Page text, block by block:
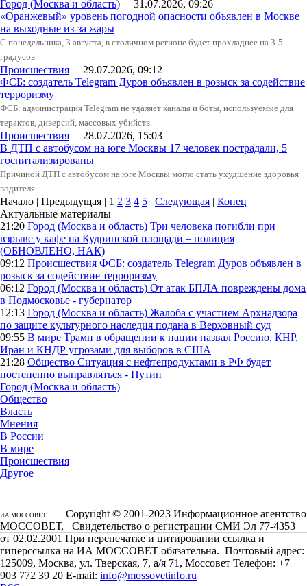
Город (Москва и область) 31.07.2026, 09:26
«Оранжевый» уровень погодной опасности объявлен в Москве
на выходные из-за жары
С понедельника, 3 августа, в столичном регионе будет прохладнее на 3-5
градусов
Происшествия 29.07.2026, 09:12
ФСБ: создатель Telegram Дуров объявлен в розыск за содействие
терроризму
ФСБ: администрация Telegram не удаляет каналы и боты, используемые для
терактов, диверсий, массовых убийств.
Происшествия 28.07.2026, 15:03
В ДТП с автобусом на юге Москвы 17 человек пострадали, 5
госпитализированы
Причиной ДТП с автобусом на юге Москвы могло стать ухудшение здоровья
водителя
Начало | Предыдущая | 1 2 3 4 5 | Следующая | Конец
Актуальные материалы
21:20 Город (Москва и область) Три человека погибли при
взрыве у кафе на Кудринской площади – полиция
(ОБНОВЛЕНО, НАК)
09:12 Происшествия ФСБ: создатель Telegram Дуров объявлен в
розыск за содействие терроризму
06:12 Город (Москва и область) От атак БПЛА повреждены дома
в Подмосковье - губернатор
12:13 Город (Москва и область) Жалоба с участием Архнадзора
по защите культурного наследия подана в Верховный суд
09:55 В мире Трамп в обращении к нации назвал Россию, КНР,
Иран и КНДР угрозами для выборов в США
21:28 Общество Ситуация с нефтепродуктами в РФ будет
постепенно выправляться - Путин
Город (Москва и область)
Общество
Власть
Мнения
В России
В мире
Происшествия
Другое
ИА МОССОВЕТ
Copyright © 2001-2023 Информационное агентство
МОССОВЕТ, Свидетельство о регистрации СМИ Эл 77-4353
от 02.02.2001 При перепечатке и цитировании ссылка и
гиперссылка на ИА МОССОВЕТ обязательна. Почтовый адрес:
125009, Москва, ул. Тверская, 7, а/я 71, Моссовет Телефон: +7
903 772 39 20 E-mail: info@mossovetinfo.ru